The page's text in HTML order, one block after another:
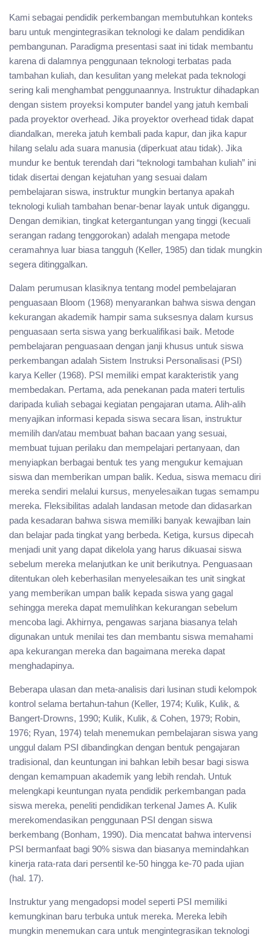
Kami sebagai pendidik perkembangan membutuhkan konteks
baru untuk mengintegrasikan teknologi ke dalam pendidikan
pembangunan. Paradigma presentasi saat ini tidak membantu
karena di dalamnya penggunaan teknologi terbatas pada
tambahan kuliah, dan kesulitan yang melekat pada teknologi
sering kali menghambat penggunaannya. Instruktur dihadapkan
dengan sistem proyeksi komputer bandel yang jatuh kembali
pada proyektor overhead. Jika proyektor overhead tidak dapat
diandalkan, mereka jatuh kembali pada kapur, dan jika kapur
hilang selalu ada suara manusia (diperkuat atau tidak). Jika
mundur ke bentuk terendah dari “teknologi tambahan kuliah” ini
tidak disertai dengan kejatuhan yang sesuai dalam
pembelajaran siswa, instruktur mungkin bertanya apakah
teknologi kuliah tambahan benar-benar layak untuk diganggu.
Dengan demikian, tingkat ketergantungan yang tinggi (kecuali
serangan radang tenggorokan) adalah mengapa metode
ceramahnya luar biasa tangguh (Keller, 1985) dan tidak mungkin
segera ditinggalkan.
Dalam perumusan klasiknya tentang model pembelajaran
penguasaan Bloom (1968) menyarankan bahwa siswa dengan
kekurangan akademik hampir sama suksesnya dalam kursus
penguasaan serta siswa yang berkualifikasi baik. Metode
pembelajaran penguasaan dengan janji khusus untuk siswa
perkembangan adalah Sistem Instruksi Personalisasi (PSI)
karya Keller (1968). PSI memiliki empat karakteristik yang
membedakan. Pertama, ada penekanan pada materi tertulis
daripada kuliah sebagai kegiatan pengajaran utama. Alih-alih
menyajikan informasi kepada siswa secara lisan, instruktur
memilih dan/atau membuat bahan bacaan yang sesuai,
membuat tujuan perilaku dan mempelajari pertanyaan, dan
menyiapkan berbagai bentuk tes yang mengukur kemajuan
siswa dan memberikan umpan balik. Kedua, siswa memacu diri
mereka sendiri melalui kursus, menyelesaikan tugas semampu
mereka. Fleksibilitas adalah landasan metode dan didasarkan
pada kesadaran bahwa siswa memiliki banyak kewajiban lain
dan belajar pada tingkat yang berbeda. Ketiga, kursus dipecah
menjadi unit yang dapat dikelola yang harus dikuasai siswa
sebelum mereka melanjutkan ke unit berikutnya. Penguasaan
ditentukan oleh keberhasilan menyelesaikan tes unit singkat
yang memberikan umpan balik kepada siswa yang gagal
sehingga mereka dapat memulihkan kekurangan sebelum
mencoba lagi. Akhirnya, pengawas sarjana biasanya telah
digunakan untuk menilai tes dan membantu siswa memahami
apa kekurangan mereka dan bagaimana mereka dapat
menghadapinya.
Beberapa ulasan dan meta-analisis dari lusinan studi kelompok
kontrol selama bertahun-tahun (Keller, 1974; Kulik, Kulik, &
Bangert-Drowns, 1990; Kulik, Kulik, & Cohen, 1979; Robin,
1976; Ryan, 1974) telah menemukan pembelajaran siswa yang
unggul dalam PSI dibandingkan dengan bentuk pengajaran
tradisional, dan keuntungan ini bahkan lebih besar bagi siswa
dengan kemampuan akademik yang lebih rendah. Untuk
melengkapi keuntungan nyata pendidik perkembangan pada
siswa mereka, peneliti pendidikan terkenal James A. Kulik
merekomendasikan penggunaan PSI dengan siswa
berkembang (Bonham, 1990). Dia mencatat bahwa intervensi
PSI bermanfaat bagi 90% siswa dan biasanya memindahkan
kinerja rata-rata dari persentil ke-50 hingga ke-70 pada ujian
(hal. 17).
Instruktur yang mengadopsi model seperti PSI memiliki
kemungkinan baru terbuka untuk mereka. Mereka lebih
mungkin menemukan cara untuk mengintegrasikan teknologi